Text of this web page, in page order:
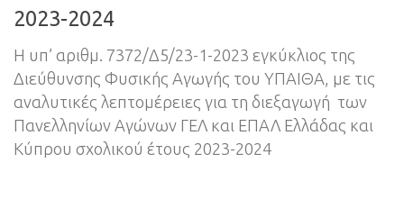
2023-2024
Η υπ’ αριθμ. 7372/Δ5/23-1-2023 εγκύκλιος της
Διεύθυνσης Φυσικής Αγωγής του ΥΠΑΙΘΑ, με τις
αναλυτικές λεπτομέρειες για τη διεξαγωγή των
Πανελληνίων Αγώνων ΓΕΛ και ΕΠΑΛ Ελλάδας και
Κύπρου σχολικού έτους 2023-2024